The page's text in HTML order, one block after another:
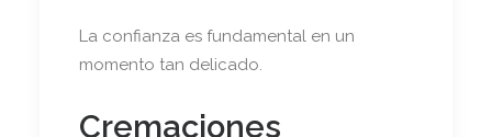
La confianza es fundamental en un
momento tan delicado.
Cremaciones